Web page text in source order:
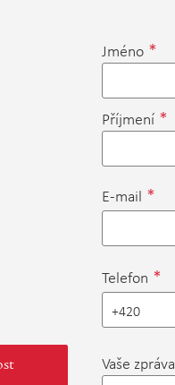
Jméno *
Příjmení *
E-mail *
Telefon *
+420
Vaše zpráva